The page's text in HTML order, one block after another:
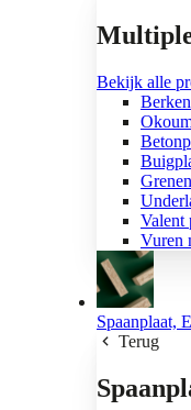
Bekijk alle
Valent
Vuren
Spaanplaat,
Terug